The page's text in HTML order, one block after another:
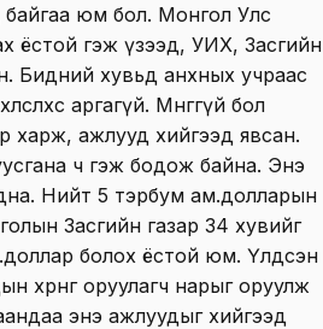
байгаа юм бол. Монгол Улс
ёстой гэж үзээд, УИХ, Засгийн
Бидний хувьд анхных учраас
аргагүй. Мөнгөгүй бол
харж, ажлууд хийгээд явсан.
ч гэж бодож байна. Энэ
Нийт 5 тэрбум ам.долларын
Засгийн газар 34 хувийг
болох ёстой юм. Үлдсэн
оруулагч нарыг оруулж
энэ ажлуудыг хийгээд